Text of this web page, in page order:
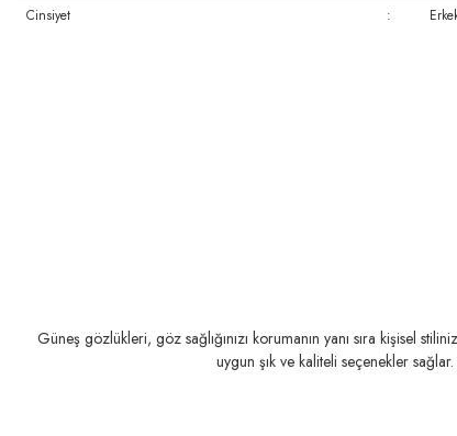
Cinsiyet
:
Güneş gözlükleri, göz sağlığınızı korumanın yanı sıra kişisel
uygun şık ve kaliteli seçenekler